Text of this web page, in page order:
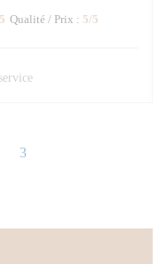
Qualité / Prix : 5/5
3